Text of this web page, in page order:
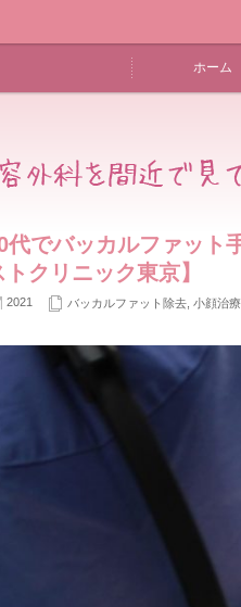
ホーム
代でバッカルファッ
トクリニック東京】
2021 バッカルファット除去 小顔治療